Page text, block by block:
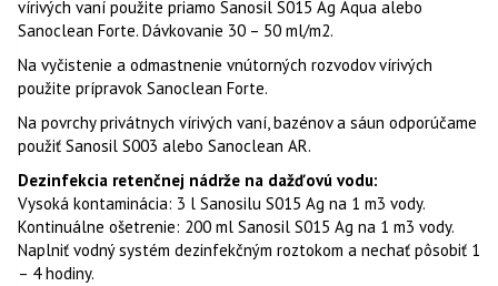
vírivých vaní použite priamo Sanosil S015 Ag Aqua alebo
Sanoclean Forte. Dávkovanie 30 – 50 ml/m2.
Na vyčistenie a odmastnenie vnútorných rozvodov vírivých
použite prípravok Sanoclean Forte.
Na povrchy privátnych vírivých vaní, bazénov a sáun odporúčame
použiť Sanosil S003 alebo Sanoclean AR.
Dezinfekcia retenčnej nádrže na dažďovú vodu:
Vysoká kontaminácia: 3 l Sanosilu S015 Ag na 1 m3 vody.
Kontinuálne ošetrenie: 200 ml Sanosil S015 Ag na 1 m3 vody.
Naplniť vodný systém dezinfekčným roztokom a nechať pôsobiť 1
– 4 hodiny.